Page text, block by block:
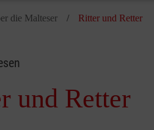
die Malteser Ritter und Retter
und Retter